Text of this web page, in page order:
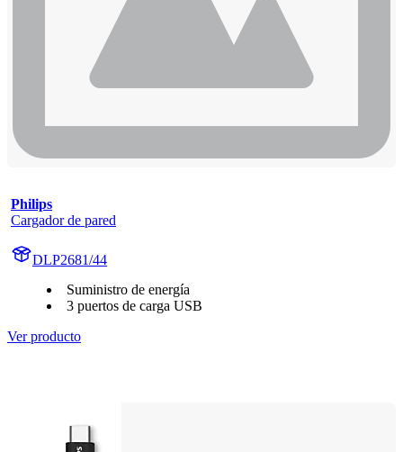
Philips
Cargador de pared
DLP2681/44
Suministro de energía
3 puertos de carga USB
Ver producto